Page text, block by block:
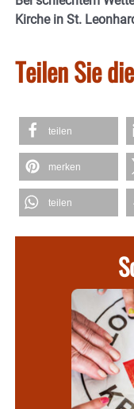
Kirche in St.
Teilen Sie
teilen
merken
teilen